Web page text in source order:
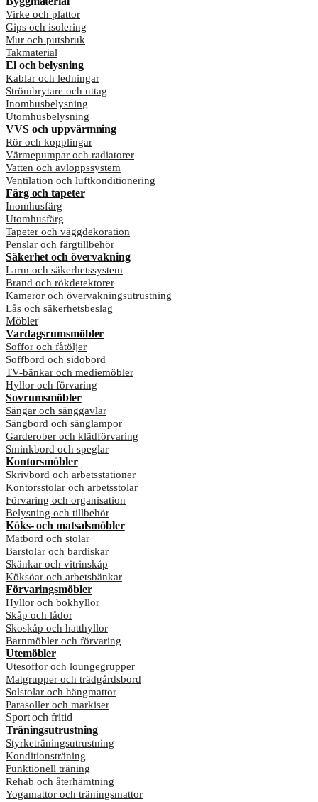
Virke och plattor
Gips och isolering
Mur och putsbruk
Takmaterial
El och belysning
Kablar och ledningar
Strömbrytare och uttag
Inomhusbelysning
Utomhusbelysning
VVS och uppvärmning
Rör och kopplingar
Värmepumpar och radiatorer
Vatten och avloppssystem
Ventilation och luftkonditionering
Färg och tapeter
Inomhusfärg
Utomhusfärg
Tapeter och väggdekoration
Penslar och färgtillbehör
Säkerhet och övervakning
Larm och säkerhetssystem
Brand och rökdetektorer
Kameror och övervakningsutrustning
Lås och säkerhetsbeslag
Möbler
Vardagsrumsmöbler
Soffor och fåtöljer
Soffbord och sidobord
TV-bänkar och mediemöbler
Hyllor och förvaring
Sovrumsmöbler
Sängar och sänggavlar
Sängbord och sänglampor
Garderober och klädförvaring
Sminkbord och speglar
Kontorsmöbler
Skrivbord och arbetsstationer
Kontorsstolar och arbetsstolar
Förvaring och organisation
Belysning och tillbehör
Köks- och matsalsmöbler
Matbord och stolar
Barstolar och bardiskar
Skänkar och vitrinskåp
Köksöar och arbetsbänkar
Förvaringsmöbler
Hyllor och bokhyllor
Skåp och lådor
Skoskåp och hatthyllor
Barnmöbler och förvaring
Utemöbler
Utesoffor och loungegrupper
Matgrupper och trädgårdsbord
Solstolar och hängmattor
Parasoller och markiser
Sport och fritid
Träningsutrustning
Styrketräningsutrustning
Konditionsträning
Funktionell träning
Rehab och återhämtning
Yogamattor och träningsmattor